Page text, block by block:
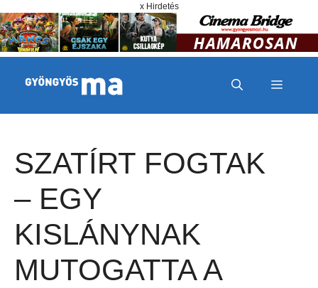
x Hirdetés
MENÜ
SZATÍRT FOGTAK
– EGY
KISLÁNYNAK
MUTOGATTA A